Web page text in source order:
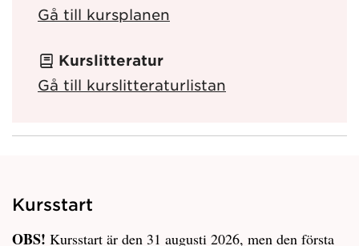
Gå till kursplanen
Kurslitteratur
Gå till kurslitteraturlistan
Kursstart
OBS! Kursstart är den 31 augusti 2026, men den första